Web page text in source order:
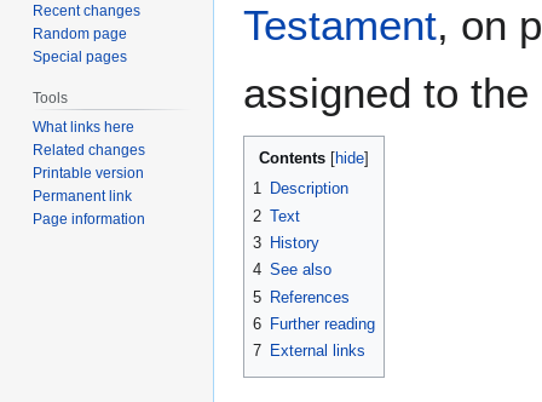
Testament, on
assigned to
Contents
1 Description
2 Text
3 History
4 See also
5 References
6 Further reading
7 External links
Recent changes
Random page
Special pages
Tools
What links here
Related changes
Printable version
Permanent link
Page information